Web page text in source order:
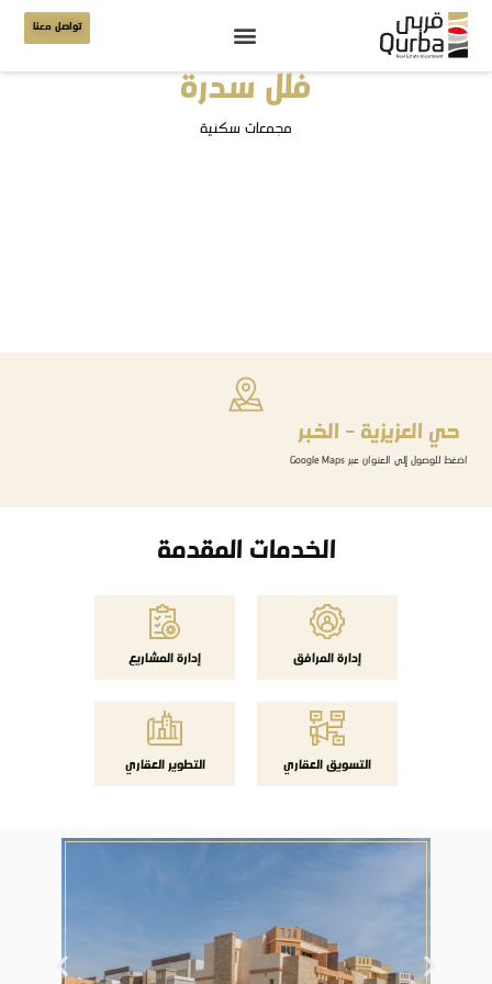
تواصل معنا
فلل سدرة
مجمعات سكنية
حي العزيزية - الخبر
اضغط للوصول إلى العنوان عبر Google Maps
الخدمات المقدمة
إدارة المرافق إدارة المشاريع
التسويق العقاري التطوير العقاري